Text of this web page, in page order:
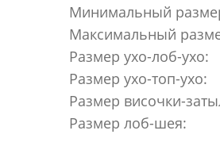
Минимальный
Максимальный
Размер ухо-лоб-ухо:
Размер ухо-топ-ухо:
Размер височки-
Размер лоб-шея: